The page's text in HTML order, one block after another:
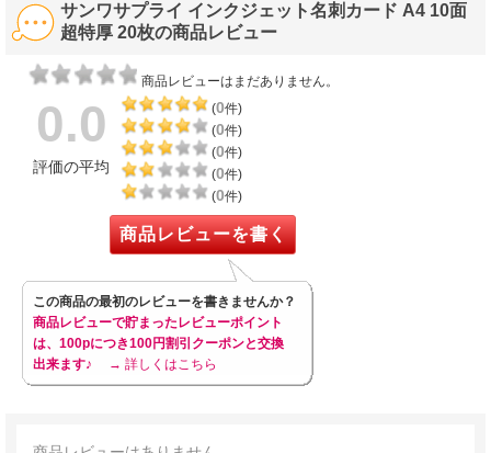
サンワサプライ インクジェット名刺カード A4 10面
超特厚 20枚の商品レビュー
商品レビューはまだありません。
0.0
評価の平均
(0件)
(0件)
(0件)
(0件)
(0件)
商品レビューを書く
この商品の最初のレビューを書きませんか？
商品レビューで貯まったレビューポイント
は、100pにつき100円割引クーポンと交換
出来ます♪
→ 詳しくはこちら